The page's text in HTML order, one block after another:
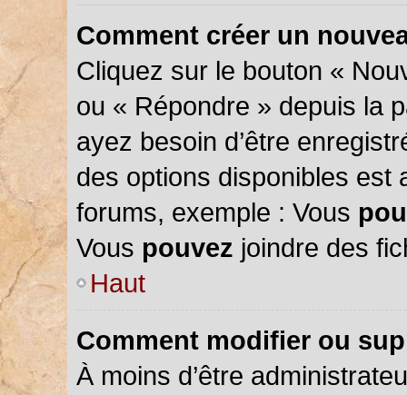
Comment créer un
Cliquez sur le bouton «
ou « Répondre » depuis la
ayez besoin d’être
des options disponibles est
forums, exemple : Vous
Vous pouvez joindre des
Haut
Comment modifier ou
À moins d’être